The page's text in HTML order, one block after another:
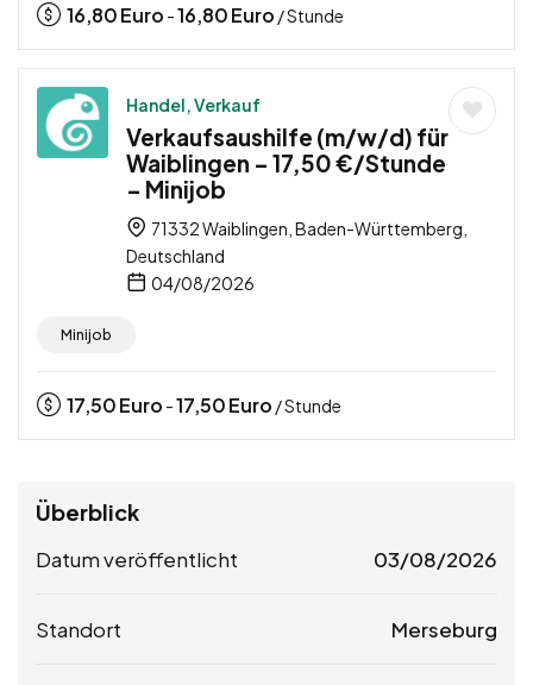
16,80Euro -16,80Euro / Stunde
Handel, Verkauf
Verkaufsaushilfe (m/w/d) für
Waiblingen – 17,50 €/Stunde
– Minijob
71332 Waiblingen, Baden-Württemberg,
Deutschland
04/08/2026
Minijob
17,50Euro -17,50Euro / Stunde
Überblick
Datum veröffentlicht 03/08/2026
Standort Merseburg